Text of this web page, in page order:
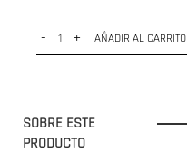
- + AÑADIR AL CARRITO
SOBRE ESTE
PRODUCTO